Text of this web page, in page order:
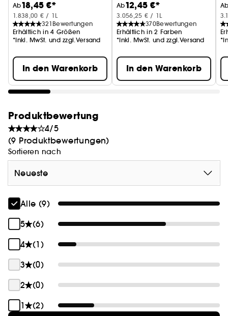
Ab18,45 €*
1.838,00 € / 1L
321 Bewertungen
Erhältlich in 4 Größen
*Inkl. MwSt. und zzgl.Versand
In den Warenkorb
Ab12,45 €*
3.056,25 € / 1L
370Bewertungen
Erhältlich in 2 Farben
*Inkl. MwSt. und zzgl.Versand
In den Warenkorb
Produktbewertung
4/5
(9 Produktbewertungen)
Sortieren nach
Neueste
Alle (9)
5
(6)
4
(1)
3
(0)
2
(0)
1
(2)